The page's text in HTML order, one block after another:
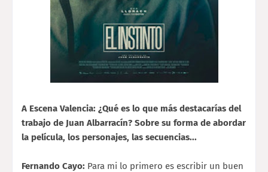
A Escena Valencia: ¿Qué es lo que más destacarías del
trabajo de Juan Albarracín? Sobre su forma de abordar
la película, los personajes, las secuencias...
Fernando Cayo: Para mi lo primero es escribir un buen